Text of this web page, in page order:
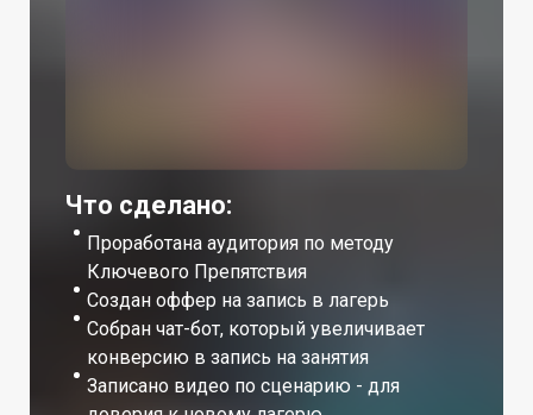
Что сделано:
Проработана аудитория по методу
Ключевого Препятствия
Создан оффер на запись в лагерь
Собран чат-бот, который увеличивает
конверсию в запись на занятия
Записано видео по сценарию - для